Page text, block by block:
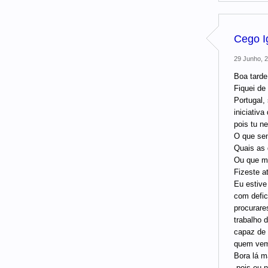
Cego
29 Junho,
Boa
Fiquei
Portugal,
iniciativa
pois tu
O que
Quais as
Ou que
Fizeste
Eu
com
trabalho
capaz de
quem
Bora lá